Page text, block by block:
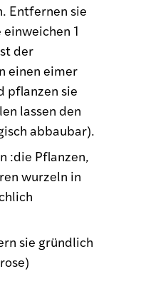
Entfernen sie
1
der
einen eimer
pflanzen sie
lassen den
abbaubar).
:die Pflanzen,
wurzeln in
sie gründlich